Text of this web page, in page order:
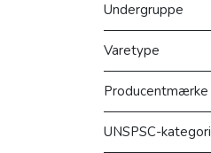
Undergruppe
Varetype
Producentmærke
UNSPSC-kategori